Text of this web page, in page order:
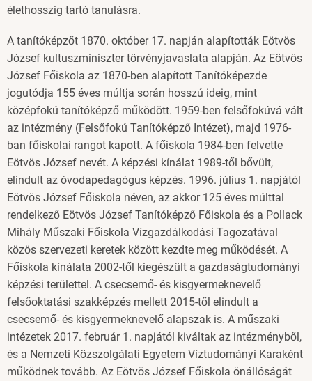
élethosszig tartó tanulásra.
A tanítóképzőt 1870. október 17. napján alapították Eötvös
József kultuszminiszter törvényjavaslata alapján. Az Eötvös
József Főiskola az 1870-ben alapított Tanítóképezde
jogutódja 155 éves múltja során hosszú ideig, mint
középfokú tanítóképző működött. 1959-ben felsőfokúvá vált
az intézmény (Felsőfokú Tanítóképző Intézet), majd 1976-
ban főiskolai rangot kapott. A főiskola 1984-ben felvette
Eötvös József nevét. A képzési kínálat 1989-től bővült,
elindult az óvodapedagógus képzés. 1996. július 1. napjától
Eötvös József Főiskola néven, az akkor 125 éves múlttal
rendelkező Eötvös József Tanítóképző Főiskola és a Pollack
Mihály Műszaki Főiskola Vízgazdálkodási Tagozatával
közös szervezeti keretek között kezdte meg működését. A
Főiskola kínálata 2002-től kiegészült a gazdaságtudományi
képzési területtel. A csecsemő- és kisgyermeknevelő
felsőoktatási szakképzés mellett 2015-től elindult a
csecsemő- és kisgyermeknevelő alapszak is. A műszaki
intézetek 2017. február 1. napjától kiváltak az intézményből,
és a Nemzeti Közszolgálati Egyetem Víztudományi Karaként
működnek tovább. Az Eötvös József Főiskola önállóságát